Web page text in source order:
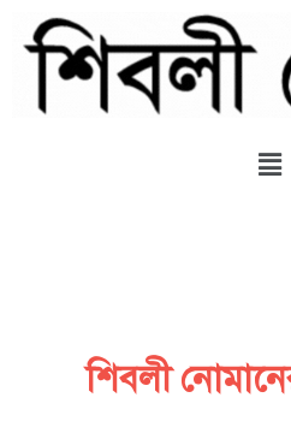
Skip
শিবলী